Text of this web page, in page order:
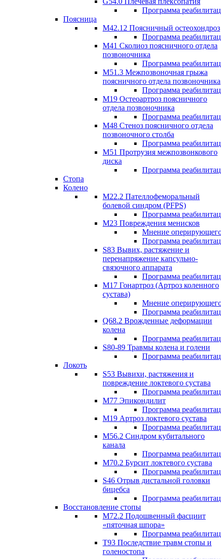
Программа
Поясница
М42.12 Поясничный остеохондроз
Программа
М41 Сколиоз поясничного отдела
позвоночника
Программа
M51.3 Межпозвоночная грыжа
поясничного отдела позвоночника
Программа
М19 Остеоартроз поясничного
отдела позвоночника
Программа
M48 Стеноз поясничного отдела
позвоночного столба
Программа
М51 Протрузия межпозвонкового
диска
Программа
Стопа
Колено
М22.2 Пателлофеморальный
болевой синдром (PFPS)
Программа
М23 Повреждения менисков
Мнение
Программа
S83 Вывих, растяжение и
перенапряжение капсульно-
связочного аппарата
Программа
М17 Гонартроз (Артроз коленного
сустава)
Мнение
Программа
Q68.2 Врожденные деформации
колена
Программа
S80-89 Травмы колена и голени
Программа
Локоть
S53 Вывихи, растяжения и
повреждение локтевого сустава
Программа
М77 Эпикондилит
Программа
M19 Артроз локтевого сустава
Программа
М56.2 Синдром кубитального
канала
Программа
M70.2 Бурсит локтевого сустава
Программа
S46 Отрыв дистальной головки
бицебса
Программа
Восстановление стопы
М72.2 Подошвенный фасциит
«пяточная шпора»
Программа
Т93 Последствие травм стопы и
голеностопа